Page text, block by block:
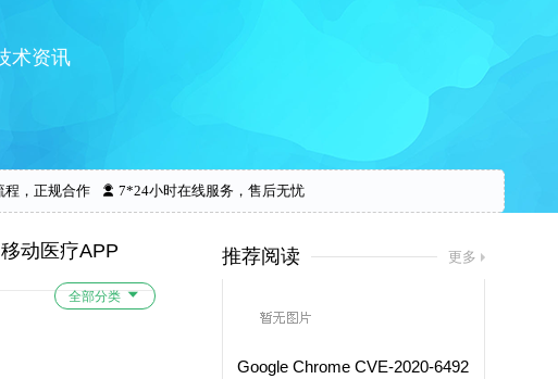
术资讯
程，正规合作 7*24小时在线服务，售后无忧
移动医疗APP
全部分类
推荐阅读 更多
Google Chrome CVE-2020-6492